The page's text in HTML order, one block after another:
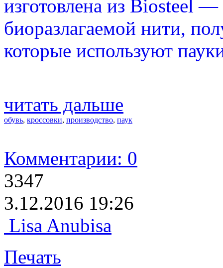
изготовлена из Biosteel
биоразлагаемой нити,
которые используют
читать дальше
обувь, кроссовки, производство, паук
Комментарии: 0
3347
3.12.2016 19:26
Lisa Anubisa
Печать